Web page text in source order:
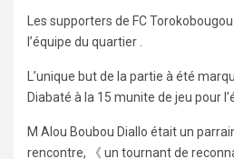
Les supporters de FC
l’équipe du quartier .
L’unique but de la partie à été
Diabaté à la 15 munite de jeu pour
M Alou Boubou Diallo était un
rencontre, 《 un tournant de